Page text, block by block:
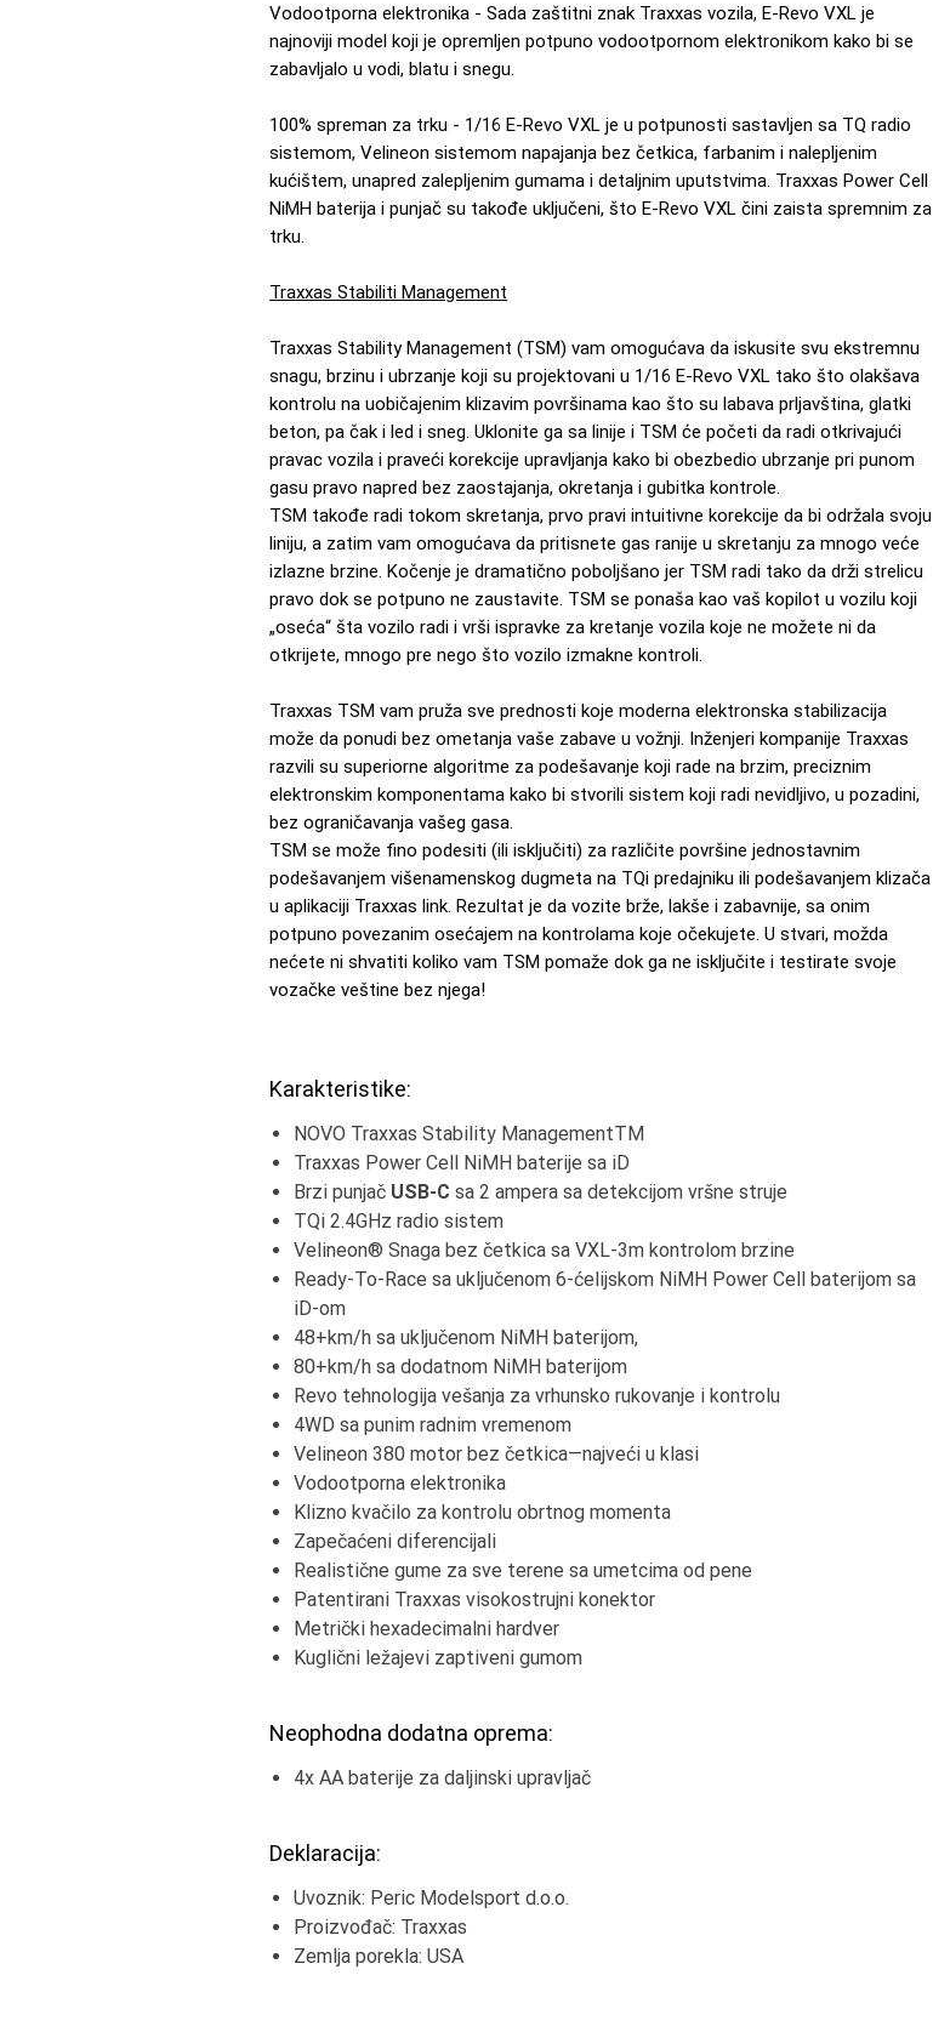
Vodootporna elektronika - Sada zaštitni znak Traxxas vozila, E-Revo VXL je
najnoviji model koji je opremljen potpuno vodootpornom elektronikom kako bi se
zabavljalo u vodi, blatu i snegu.
100% spreman za trku - 1/16 E-Revo VXL je u potpunosti sastavljen sa TQ radio
sistemom, Velineon sistemom napajanja bez četkica, farbanim i nalepljenim
kućištem, unapred zalepljenim gumama i detaljnim uputstvima. Traxxas Power Cell
NiMH baterija i punjač su takođe uključeni, što E-Revo VXL čini zaista spremnim za
trku.
Traxxas Stabiliti Management
Traxxas Stability Management (TSM) vam omogućava da iskusite svu ekstremnu
snagu, brzinu i ubrzanje koji su projektovani u 1/16 E-Revo VXL tako što olakšava
kontrolu na uobičajenim klizavim površinama kao što su labava prljavština, glatki
beton, pa čak i led i sneg. Uklonite ga sa linije i TSM će početi da radi otkrivajući
pravac vozila i praveći korekcije upravljanja kako bi obezbedio ubrzanje pri punom
gasu pravo napred bez zaostajanja, okretanja i gubitka kontrole.
TSM takođe radi tokom skretanja, prvo pravi intuitivne korekcije da bi održala svoju
liniju, a zatim vam omogućava da pritisnete gas ranije u skretanju za mnogo veće
izlazne brzine. Kočenje je dramatično poboljšano jer TSM radi tako da drži strelicu
pravo dok se potpuno ne zaustavite. TSM se ponaša kao vaš kopilot u vozilu koji
„oseća“ šta vozilo radi i vrši ispravke za kretanje vozila koje ne možete ni da
otkrijete, mnogo pre nego što vozilo izmakne kontroli.
Traxxas TSM vam pruža sve prednosti koje moderna elektronska stabilizacija
može da ponudi bez ometanja vaše zabave u vožnji. Inženjeri kompanije Traxxas
razvili su superiorne algoritme za podešavanje koji rade na brzim, preciznim
elektronskim komponentama kako bi stvorili sistem koji radi nevidljivo, u pozadini,
bez ograničavanja vašeg gasa.
TSM se može fino podesiti (ili isključiti) za različite površine jednostavnim
podešavanjem višenamenskog dugmeta na TQi predajniku ili podešavanjem klizača
u aplikaciji Traxxas link. Rezultat je da vozite brže, lakše i zabavnije, sa onim
potpuno povezanim osećajem na kontrolama koje očekujete. U stvari, možda
nećete ni shvatiti koliko vam TSM pomaže dok ga ne isključite i testirate svoje
vozačke veštine bez njega!
Karakteristike:
NOVO Traxxas Stability ManagementTM
Traxxas Power Cell NiMH baterije sa iD
Brzi punjač USB-C sa 2 ampera sa detekcijom vršne struje
TQi 2.4GHz radio sistem
Velineon® Snaga bez četkica sa VXL-3m kontrolom brzine
Ready-To-Race sa uključenom 6-ćelijskom NiMH Power Cell baterijom sa
iD-om
48+km/h sa uključenom NiMH baterijom,
80+km/h sa dodatnom NiMH baterijom
Revo tehnologija vešanja za vrhunsko rukovanje i kontrolu
4WD sa punim radnim vremenom
Velineon 380 motor bez četkica—najveći u klasi
Vodootporna elektronika
Klizno kvačilo za kontrolu obrtnog momenta
Zapečaćeni diferencijali
Realistične gume za sve terene sa umetcima od pene
Patentirani Traxxas visokostrujni konektor
Metrički hexadecimalni hardver
Kuglični ležajevi zaptiveni gumom
Neophodna dodatna oprema:
4x AA baterije za daljinski upravljač
Deklaracija:
Uvoznik: Peric Modelsport d.o.o.
Proizvođač: Traxxas
Zemlja porekla: USA